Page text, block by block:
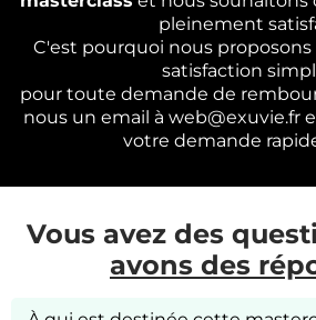
pleinement
C'est pourquoi nous
satisfaction
pour toute demande de
nous un email à web@exuvie.fr
votre demande
Vous avez des
avons des